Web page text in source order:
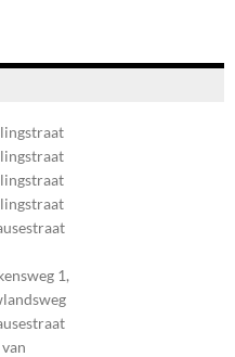
7475AM1,